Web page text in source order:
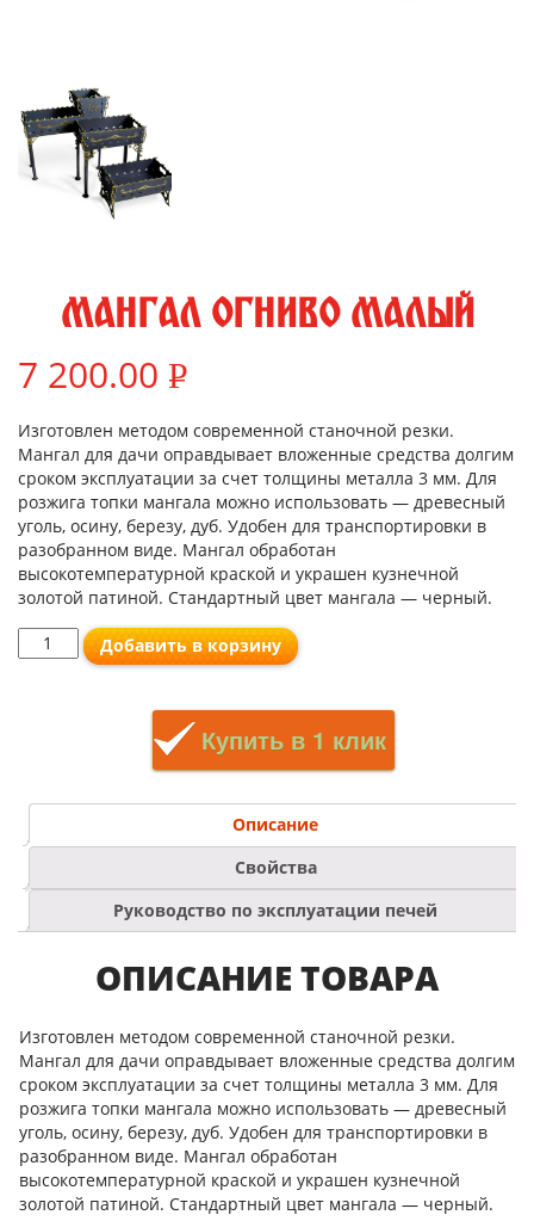
МАНГАЛ ОГНИВО МАЛЫЙ
7 200.00 Р
УБ.
Изготовлен методом современной станочной резки.
Мангал для дачи оправдывает вложенные средства долгим
сроком эксплуатации за счет толщины металла 3 мм. Для
розжига топки мангала можно использовать — древесный
уголь, осину, березу, дуб. Удобен для транспортировки в
разобранном виде. Мангал обработан
высокотемпературной краской и украшен кузнечной
золотой патиной. Стандартный цвет мангала — черный.
Добавить в корзину
Купить в 1 клик
Описание
Свойства
Руководство по эксплуатации печей
ОПИСАНИЕ ТОВАРА
Изготовлен методом современной станочной резки.
Мангал для дачи оправдывает вложенные средства долгим
сроком эксплуатации за счет толщины металла 3 мм. Для
розжига топки мангала можно использовать — древесный
уголь, осину, березу, дуб. Удобен для транспортировки в
разобранном виде. Мангал обработан
высокотемпературной краской и украшен кузнечной
золотой патиной. Стандартный цвет мангала — черный.